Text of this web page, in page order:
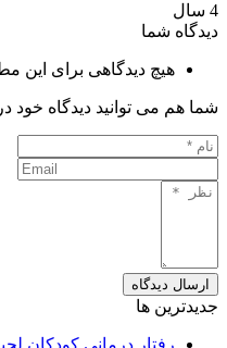
4 سال
دیدگاه شما
هیچ دیدگاهی برای این
شما هم می توانید دیدگاه خود
ارسال دیدگاه
جدیدترین ها